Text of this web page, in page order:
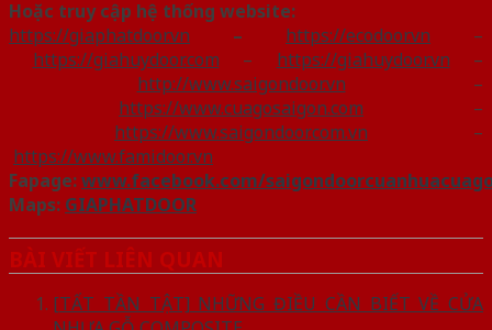
Hoặc truy cập hệ thống website:
https://giaphatdoor.vn
– https://ecodoor.vn –
https://giahuydoor.com – https://giahuydoor.vn –
http://www.saigondoor.vn –
https://www.cuagosaigon.com –
https://www.saigondoor.com.vn –
https://www.famidoor.vn
Fapage:www.facebook.com/
Maps: GIAPHATDOOR
BÀI VIẾT LIÊN QUAN
[TẤT TẦN TẬT] NHỮNG ĐIỀU CẦN BIẾT VỀ CỬA